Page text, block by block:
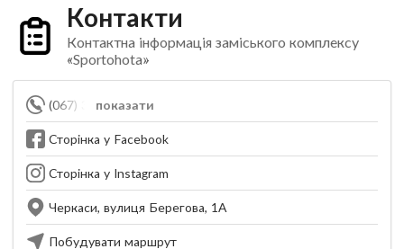
Контакти
Контактна інформація заміського комплексу
«Sportohota»
показати
(067) 301-78-78
Сторінка у Facebook
Сторінка у Instagram
Черкаси, вулиця Берегова, 1А
Побудувати маршрут